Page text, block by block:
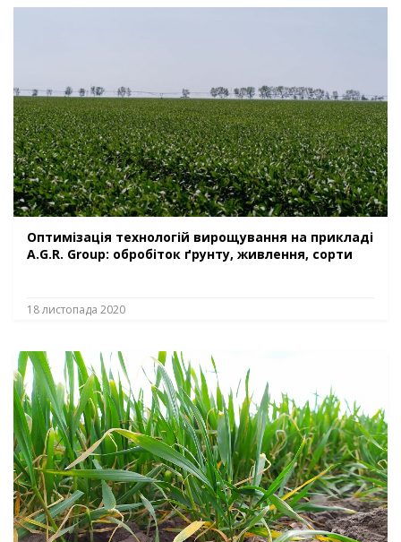
Оптимізація технологій вирощування на прикладі
A.G.R. Group: обробіток ґрунту, живлення, сорти
18 листопада 2020